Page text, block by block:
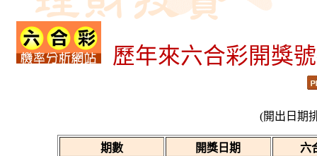
歷年來六合彩開獎
(開出日期
期數 開獎日期
六